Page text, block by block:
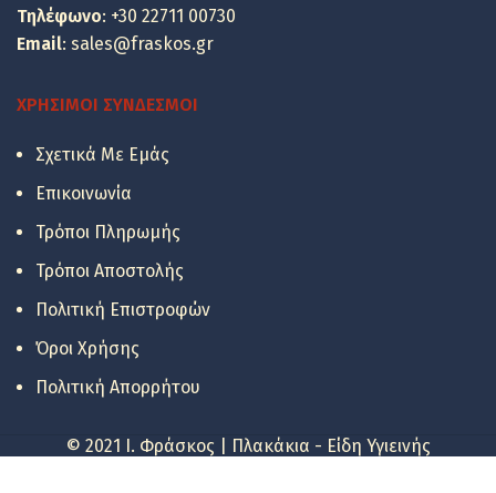
Τηλέφωνο: +30 22711 00730
Email: sales@fraskos.gr
ΧΡΉΣΙΜΟΙ ΣΎΝΔΕΣΜΟΙ
Σχετικά Με Εμάς
Επικοινωνία
Τρόποι Πληρωμής
Τρόποι Αποστολής
Πολιτική Επιστροφών
Όροι Χρήσης
Πολιτική Απορρήτου
© 2021 I. Φράσκος | Πλακάκια - Είδη Υγιεινής